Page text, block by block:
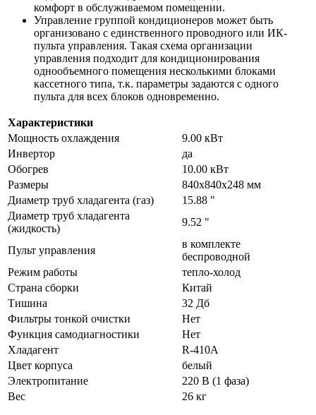
комфорт в обслуживаемом помещении.
Управление группой кондиционеров может быть
организовано с единственного проводного или ИК-
пульта управления. Такая схема организации
управления подходит для кондиционирования
однообъемного помещения несколькими блоками
кассетного типа, т.к. параметры задаются с одного
пульта для всех блоков одновременно.
Характеристики
Мощность охлаждения
9.00 кВт
Инвертор
да
Обогрев
10.00 кВт
Размеры
840х840х248 мм
Диаметр труб хладагента (газ)
15.88 "
Диаметр труб хладагента
(жидкость)
9.52 "
Пульт управления
в комплекте
беспроводной
Режим работы
тепло-холод
Страна сборки
Китай
Тишина
32 Дб
Фильтры тонкой очистки
Нет
Функция самодиагностики
Нет
Хладагент
R-410A
Цвет корпуса
белый
Электропитание
220 В (1 фаза)
Вес
26 кг